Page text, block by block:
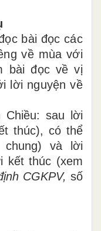
bài đọc các
về mùa với
bài đọc về vị
lời nguyện về
Chiều: sau lời
thúc), có thể
chung) và lời
kết thúc (xem
CGKPV, số